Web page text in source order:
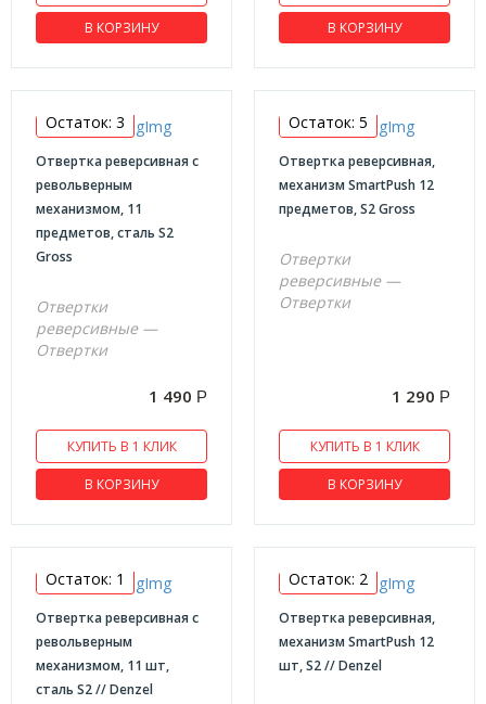
Средства защиты рук
Головки свечные
Головки торцевые
Инструмент шарнирно-губцевый
Киянки
Ключи
Кувалды
Наборы инструмента
Надфили
Отвертки PH
Отвертки SL
Отвертки диалектрические
Отвертки ударные
В КОРЗИНУ В КОРЗИНУ
Остаток: 3
Отвертка реверсивная с
револьверным
механизмом, 11
предметов, сталь S2
Gross
Отвертки
реверсивные —
Отвертки
1 490 Р
КУПИТЬ В 1 КЛИК
В КОРЗИНУ
Остаток: 5
Отвертка реверсивная,
механизм SmartPush 12
предметов, S2 Gross
Отвертки
реверсивные —
Отвертки
1 290 Р
КУПИТЬ В 1 КЛИК
В КОРЗИНУ
Остаток: 1
Отвертка реверсивная с
револьверным
механизмом, 11 шт,
сталь S2 // Denzel
Остаток: 2
Отвертка реверсивная,
механизм SmartPush 12
шт, S2 // Denzel